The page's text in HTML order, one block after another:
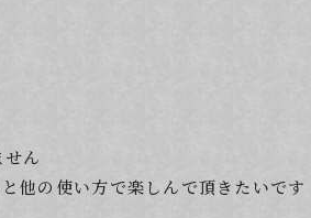
ん
他の使い方で楽しんで頂きたいです